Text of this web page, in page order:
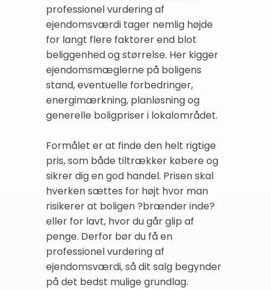
professionel vurdering af
ejendomsværdi tager nemlig højde
for langt flere faktorer end blot
beliggenhed og størrelse. Her kigger
ejendomsmæglerne på boligens
stand, eventuelle forbedringer,
energimærkning, planløsning og
generelle boligpriser i lokalområdet.
Formålet er at finde den helt rigtige
pris, som både tiltrækker købere og
sikrer dig en god handel. Prisen skal
hverken sættes for højt hvor man
risikerer at boligen ?brænder inde?
eller for lavt, hvor du går glip af
penge. Derfor bør du få en
professionel vurdering af
ejendomsværdi, så dit salg begynder
på det bedst mulige grundlag.